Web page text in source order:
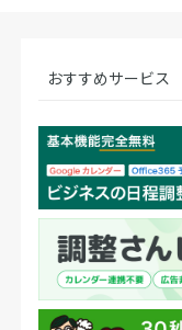
おすすめサービス